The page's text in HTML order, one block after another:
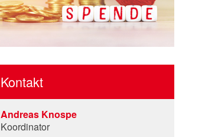
Kontakt
Andreas Knospe
Koordinator